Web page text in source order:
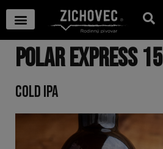
POLAR EXPRESS 15
COLD IPA